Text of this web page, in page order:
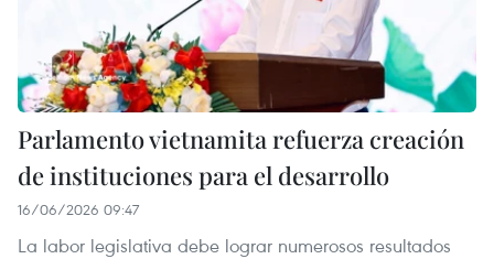
Parlamento vietnamita refuerza creación
de instituciones para el desarrollo
16/06/2026 09:47
La labor legislativa debe lograr numerosos resultados